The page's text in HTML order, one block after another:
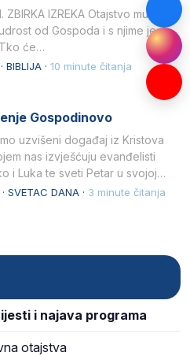
IZREKA Otajstvo mudrosti
od Gospoda i s njime je
će…
BIBLIJA · 10 minute čitanja
Gospodinovo
uzvišeni događaj iz Kristova
nas izvješćuju evanđelisti
i Luka te sveti Petar u svojoj
SVETAC DANA · 3 minute čitanja
i najava programa
otajstva